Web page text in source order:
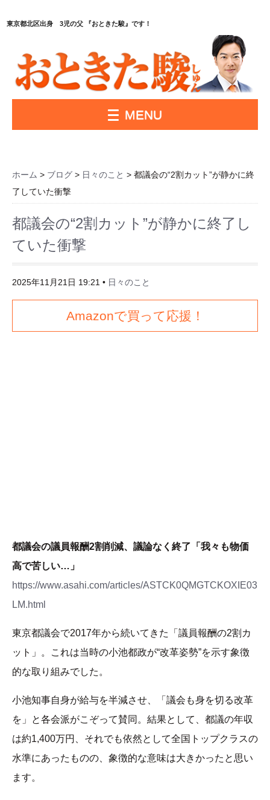
東京都北区出身 3児の父 『おときた駿』です！
MENU
ホーム > ブログ > 日々のこと > 都議会の“2割カット”が静かに終
了していた衝撃
都議会の“2割カット”が静かに終了し
ていた衝撃
2025年11月21日 19:21 • 日々のこと
Amazonで買って応援！
都議会の議員報酬2割削減、議論なく終了「我々も物価
高で苦しい…」
https://www.asahi.com/articles/ASTCK0QMGTCKOXIE03
LM.html
東京都議会で2017年から続いてきた「議員報酬の2割カ
ット」。これは当時の小池都政が“改革姿勢”を示す象徴
的な取り組みでした。
小池知事自身が給与を半減させ、「議会も身を切る改革
を」と各会派がこぞって賛同。結果として、都議の年収
は約1,400万円、それでも依然として全国トップクラスの
水準にあったものの、象徴的な意味は大きかったと思い
ます。